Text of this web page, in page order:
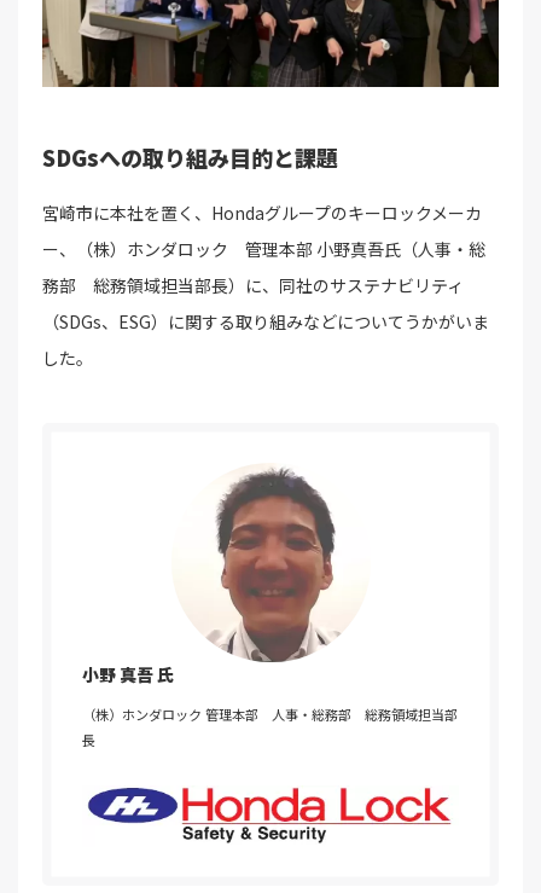
SDGsへの取り組み目的と課題
宮崎市に本社を置く、Hondaグループのキーロックメーカ
ー、（株）ホンダロック 管理本部 小野真吾氏（人事・総
務部 総務領域担当部長）に、同社のサステナビリティ
（SDGs、ESG）に関する取り組みなどについてうかがいま
した。
小野 真吾 氏
（株）ホンダロック 管理本部 人事・総務部 総務領域担当部
長